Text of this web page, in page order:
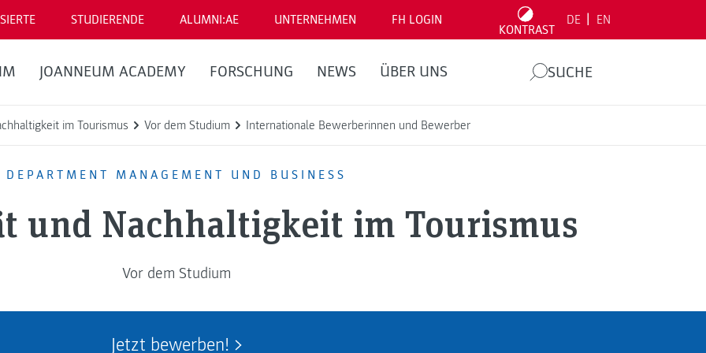
STUDIERENDE ALUMNI:AE UNTERNEHMEN FH LOGIN
KONTRAST
DE EN
JOANNEUM ACADEMY FORSCHUNG NEWS ÜBER UNS SUCHE
im Tourismus Vor dem Studium Internationale Bewerberinnen und Bewerber
DEPARTMENT MANAGEMENT UND BUSINESS
und Nachhaltigkeit im Tourismus
Vor dem Studium
Jetzt bewerben!